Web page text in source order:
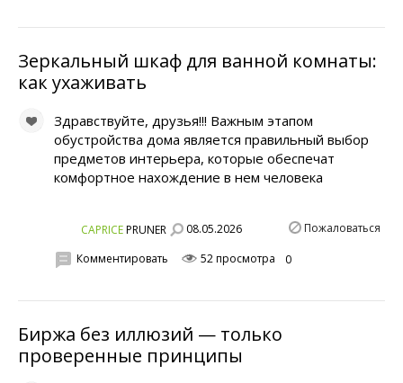
Зеркальный шкаф для ванной комнаты:
как ухаживать
Здравствуйте, друзья!!! Важным этапом
обустройства дома является правильный выбор
предметов интерьера, которые обеспечат
комфортное нахождение в нем человека
CAPRICEPRUNER 08.05.2026 Пожаловаться
Комментировать 52 просмотра 0
Биржа без иллюзий — только
проверенные принципы